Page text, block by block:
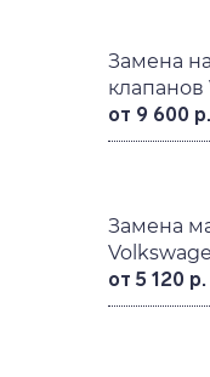
Замена
клапанов
от 9 600 р.
Замена
от 5 120 р.